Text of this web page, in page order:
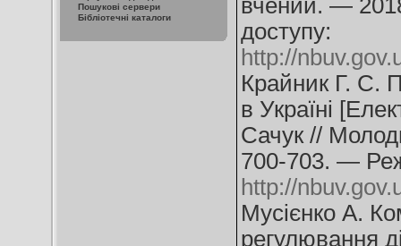
Пошукові сервери
Бібліотечні каталоги
вчений. —
доступу:
http://
Крайник Г. С.
в Україні
Сачук //
700-703. —
http://
Мусієнко А.
регулювання